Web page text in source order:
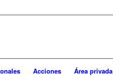
Acciones Área privada